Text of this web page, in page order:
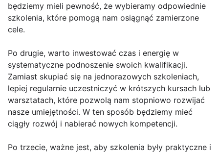
będziemy mieli pewność, że wybieramy odpowiednie
szkolenia, które pomogą nam osiągnąć zamierzone
cele.
Po drugie, warto inwestować czas i energię w
systematyczne podnoszenie swoich kwalifikacji.
Zamiast skupiać się na jednorazowych szkoleniach,
lepiej regularnie uczestniczyć w krótszych kursach lub
warsztatach, które pozwolą nam stopniowo rozwijać
nasze umiejętności. W ten sposób będziemy mieć
ciągły rozwój i nabierać nowych kompetencji.
Po trzecie, ważne jest, aby szkolenia były praktyczne i